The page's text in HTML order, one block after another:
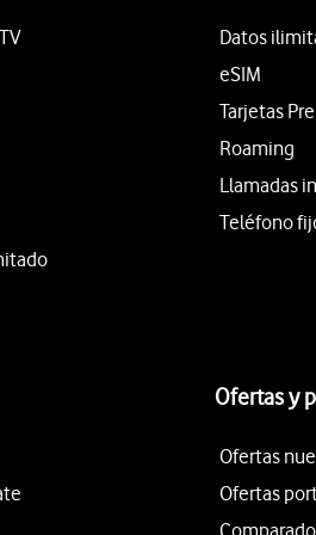
Datos
eSIM
Tarjetas
Roaming
Llamadas
Teléfono
Ofertas y
Ofertas
Ofertas